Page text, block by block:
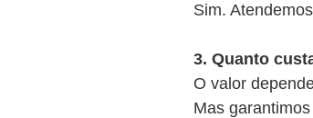
Sim. Atendemos
3. Quanto
O valor
Mas